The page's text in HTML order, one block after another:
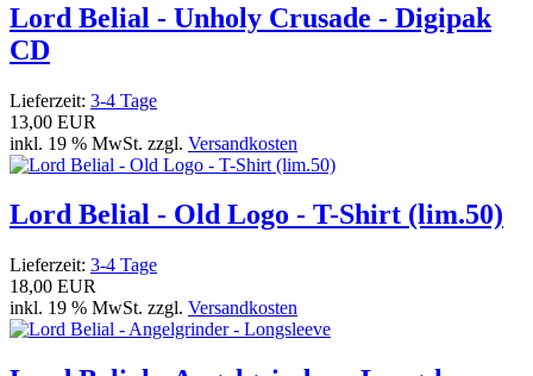
Lord Belial - Unholy Crusade - Digipak
CD
Lieferzeit: 3-4 Tage
13,00 EUR
inkl. 19 % MwSt. zzgl. Versandkosten
Lord Belial - Old Logo - T-Shirt (lim.50)
Lieferzeit: 3-4 Tage
18,00 EUR
inkl. 19 % MwSt. zzgl. Versandkosten